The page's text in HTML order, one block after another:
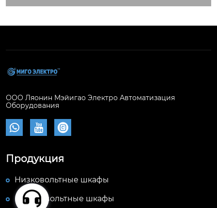
ООО Ляонин Мэйигао Электро Автоматизация
Оборудования
  
Продукция
Низковольтные шкафы
Высоковольтные шкафы